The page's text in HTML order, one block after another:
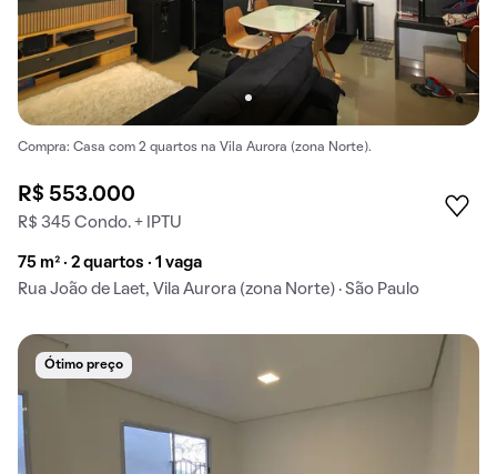
Compra: Casa com 2 quartos na Vila Aurora (zona Norte).
R$ 553.000
R$ 345 Condo. + IPTU
75 m² · 2 quartos · 1 vaga
Rua João de Laet, Vila Aurora (zona Norte) · São Paulo
Ótimo preço